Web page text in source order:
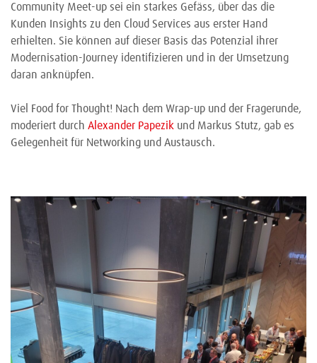
Community Meet-up sei ein starkes Gefäss, über das die
Kunden Insights zu den Cloud Services aus erster Hand
erhielten. Sie können auf dieser Basis das Potenzial ihrer
Modernisation-Journey identifizieren und in der Umsetzung
daran anknüpfen.
Viel Food for Thought! Nach dem Wrap-up und der Fragerunde,
moderiert durch Alexander Papezik und Markus Stutz, gab es
Gelegenheit für Networking und Austausch.